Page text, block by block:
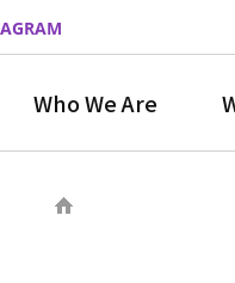
Who We Are